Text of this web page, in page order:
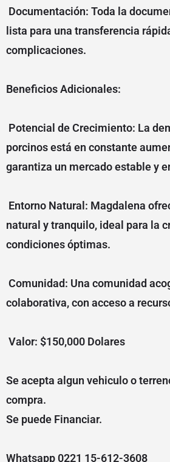
Documentación: Toda la
lista para una transferencia
complicaciones.
Beneficios Adicionales:
Potencial de Crecimiento: La
porcinos está en constante
garantiza un mercado estable y
Entorno Natural: Magdalena
natural y tranquilo, ideal para la
condiciones óptimas.
Comunidad: Una comunidad
colaborativa, con acceso a
Valor: $150,000 Dolares
Se acepta algun vehiculo o
compra.
Se puede Financiar.
Whatsapp 0221 15-612-3608